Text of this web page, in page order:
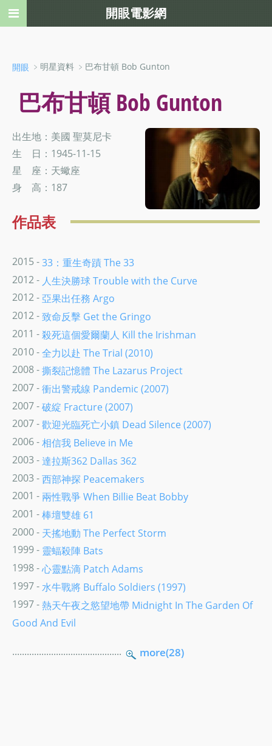
開眼 ﹥明星資料 ﹥巴布甘頓 Bob Gunton
巴布甘頓 Bob Gunton
出生地：美國 聖莫尼卡
生 日：1945-11-15
星 座：天蠍座
身 高：187
作品表
2015 -33：重生奇蹟 The 33
2012 - 人生決勝球 Trouble with the Curve
2012 -亞果出任務 Argo
2012 -致命反擊 Get the Gringo
2011 -殺死這個愛爾蘭人 Kill the Irishman
2010 -全力以赴 The Trial (2010)
2008 -撕裂記憶體 The Lazarus Project
2007 -衝出警戒線 Pandemic (2007)
2007 -破綻 Fracture (2007)
2007 -歡迎光臨死亡小鎮 Dead Silence (2007)
2006 -相信我 Believe in Me
2003 -達拉斯362 Dallas 362
2003 -西部神探 Peacemakers
2001 - 兩性戰爭 When Billie Beat Bobby
2001 -棒壇雙雄 61
2000 - 天搖地動 The Perfect Storm
1999 - 靈蝠殺陣 Bats
1998 -心靈點滴 Patch Adams
1997 -水牛戰將 Buffalo Soldiers (1997)
1997 -熱天午夜之慾望地帶 Midnight In The Garden Of
Good And Evil
............................................. more(28)
開眼電影網